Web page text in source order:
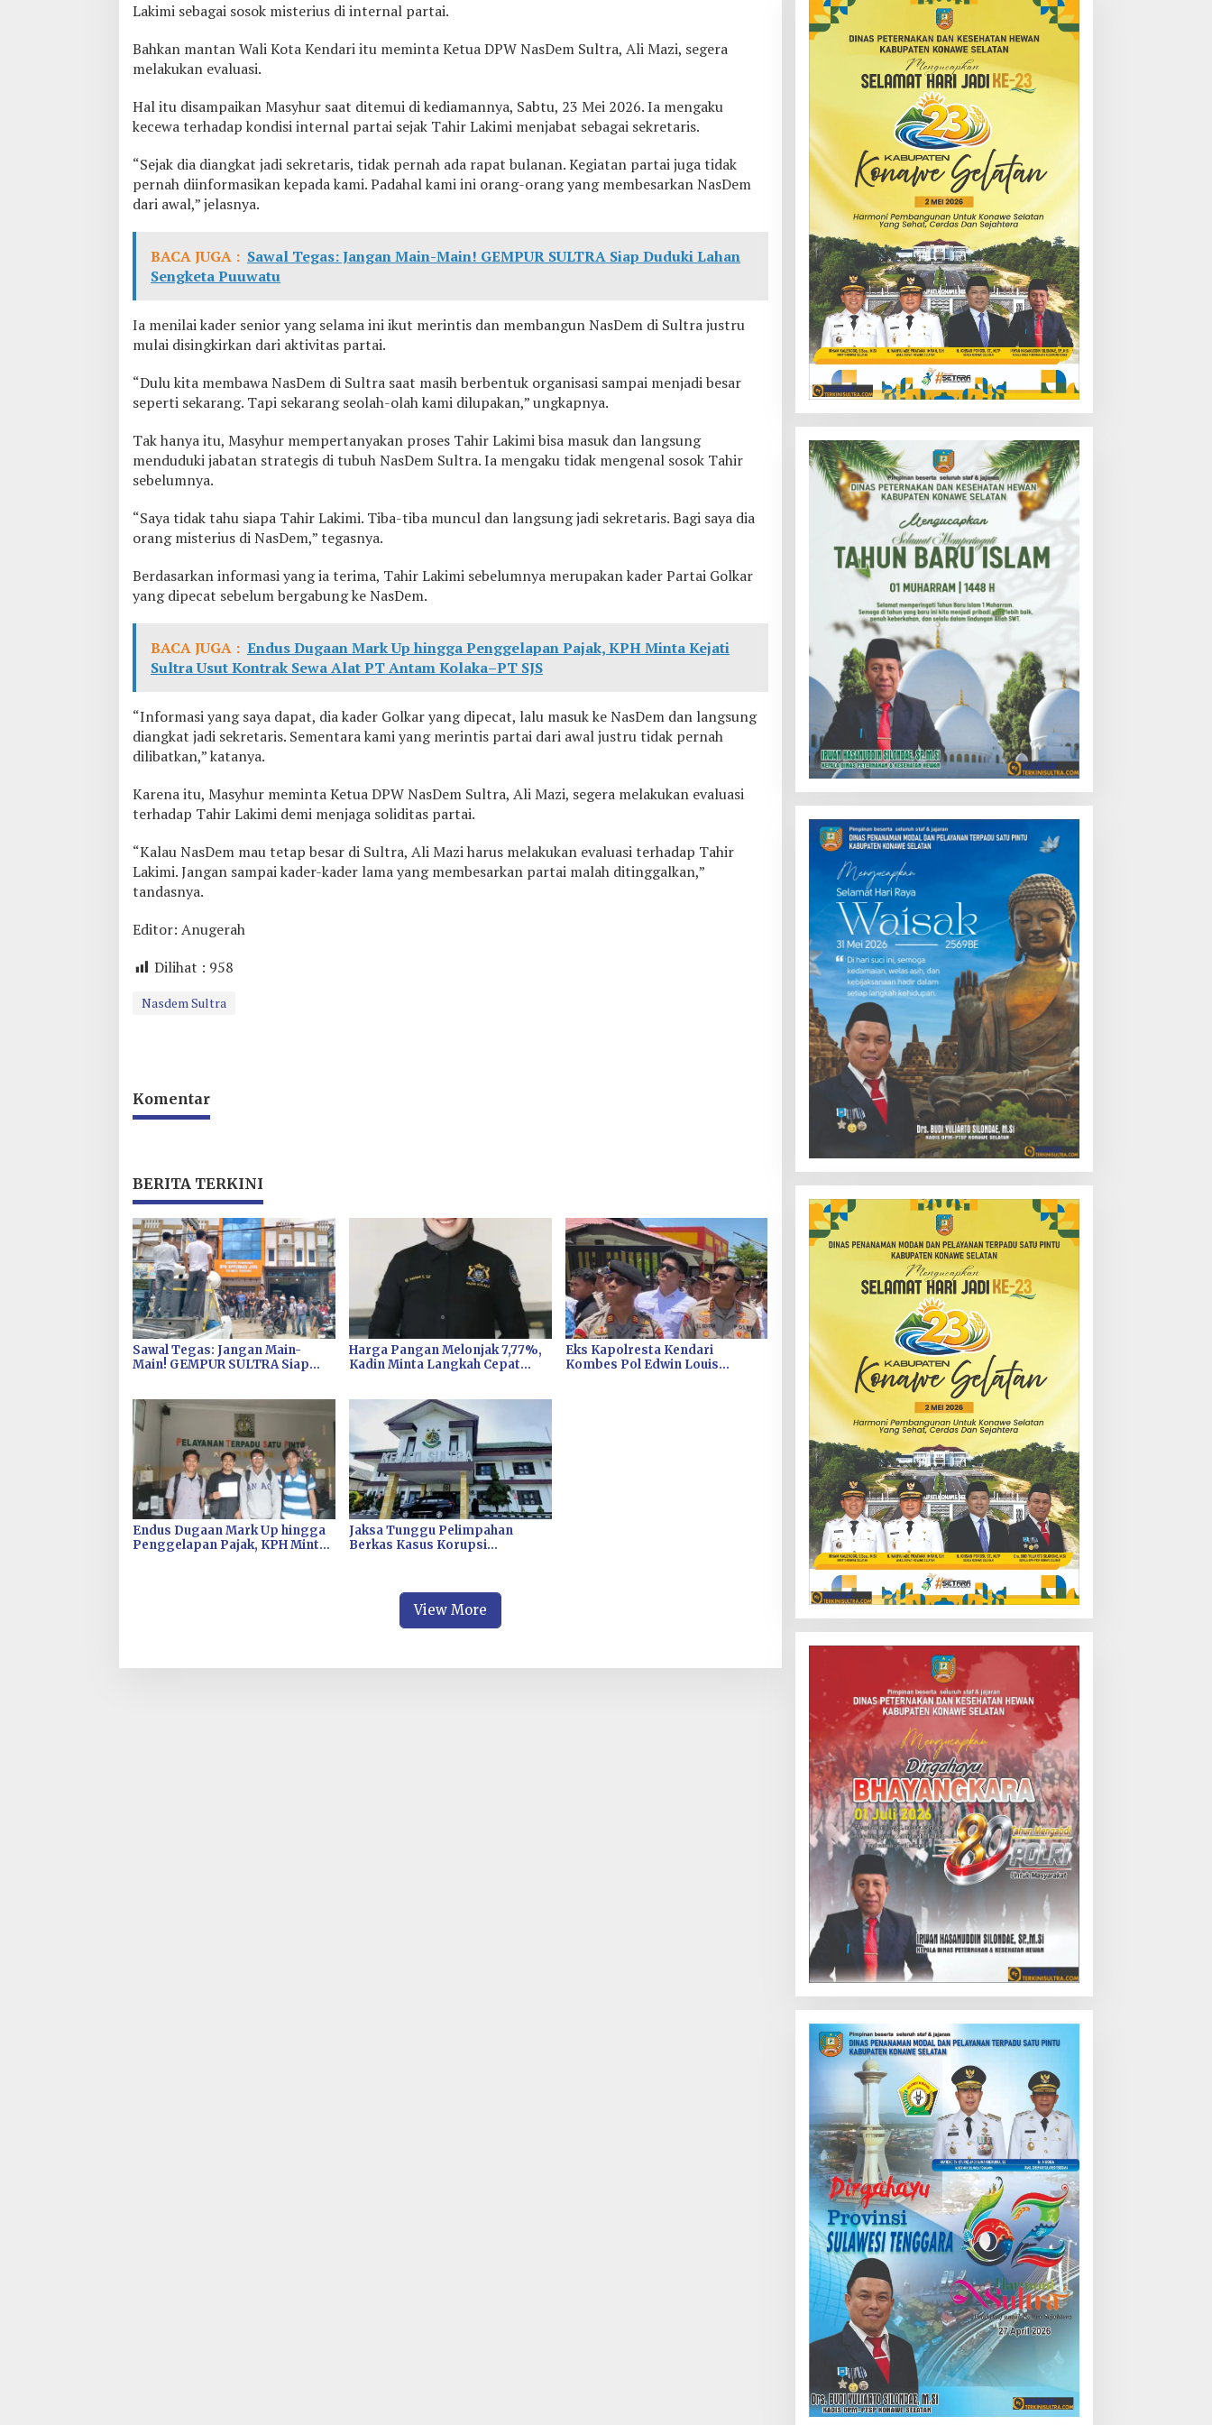
E
v
l
u
s
i
T
h
i
r
L
k
m
D
i
e
b
u
T
i
P
e
n
a
h
d
i
R
a
p
a
B
u
a
a
Lakimi sebagai sosok misterius di internal partai.
Bahkan mantan Wali Kota Kendari itu meminta Ketua DPW NasDem Sultra, Ali Mazi, segera
melakukan evaluasi.
Hal itu disampaikan Masyhur saat ditemui di kediamannya, Sabtu, 23 Mei 2026. Ia mengaku
kecewa terhadap kondisi internal partai sejak Tahir Lakimi menjabat sebagai sekretaris.
“Sejak dia diangkat jadi sekretaris, tidak pernah ada rapat bulanan. Kegiatan partai juga tidak
pernah diinformasikan kepada kami. Padahal kami ini orang-orang yang membesarkan NasDem
dari awal,” jelasnya.
BACA JUGA : Sawal Tegas: Jangan Main-Main! GEMPUR SULTRA Siap Duduki Lahan
Sengketa Puuwatu
Ia menilai kader senior yang selama ini ikut merintis dan membangun NasDem di Sultra justru
mulai disingkirkan dari aktivitas partai.
“Dulu kita membawa NasDem di Sultra saat masih berbentuk organisasi sampai menjadi besar
seperti sekarang. Tapi sekarang seolah-olah kami dilupakan,” ungkapnya.
Tak hanya itu, Masyhur mempertanyakan proses Tahir Lakimi bisa masuk dan langsung
menduduki jabatan strategis di tubuh NasDem Sultra. Ia mengaku tidak mengenal sosok Tahir
sebelumnya.
“Saya tidak tahu siapa Tahir Lakimi. Tiba-tiba muncul dan langsung jadi sekretaris. Bagi saya dia
orang misterius di NasDem,” tegasnya.
Berdasarkan informasi yang ia terima, Tahir Lakimi sebelumnya merupakan kader Partai Golkar
yang dipecat sebelum bergabung ke NasDem.
BACA JUGA : Endus Dugaan Mark Up hingga Penggelapan Pajak, KPH Minta Kejati
Sultra Usut Kontrak Sewa Alat PT Antam Kolaka–PT SJS
“Informasi yang saya dapat, dia kader Golkar yang dipecat, lalu masuk ke NasDem dan langsung
diangkat jadi sekretaris. Sementara kami yang merintis partai dari awal justru tidak pernah
dilibatkan,” katanya.
Karena itu, Masyhur meminta Ketua DPW NasDem Sultra, Ali Mazi, segera melakukan evaluasi
terhadap Tahir Lakimi demi menjaga soliditas partai.
“Kalau NasDem mau tetap besar di Sultra, Ali Mazi harus melakukan evaluasi terhadap Tahir
Lakimi. Jangan sampai kader-kader lama yang membesarkan partai malah ditinggalkan,”
tandasnya.
Editor: Anugerah
Dilihat : 958
Nasdem Sultra
Komentar
BERITA TERKINI
Sawal Tegas: Jangan Main-
Main! GEMPUR SULTRA Siap
Harga Pangan Melonjak 7,77%,
Kadin Minta Langkah Cepat
Eks Kapolresta Kendari
Kombes Pol Edwin Louis
Endus Dugaan Mark Up hingga
Penggelapan Pajak, KPH Minta
Jaksa Tunggu Pelimpahan
Berkas Kasus Korupsi
View More